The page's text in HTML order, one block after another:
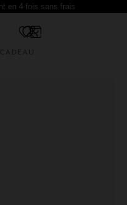
en 4 fois sans frais